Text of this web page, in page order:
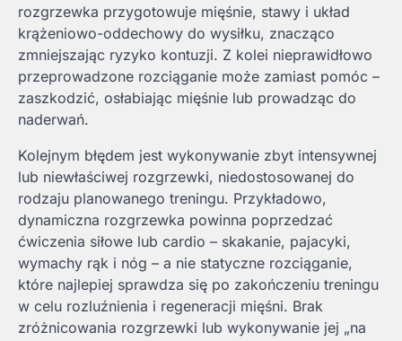
rozgrzewka przygotowuje mięśnie, stawy i układ
krążeniowo-oddechowy do wysiłku, znacząco
zmniejszając ryzyko kontuzji. Z kolei nieprawidłowo
przeprowadzone rozciąganie może zamiast pomóc –
zaszkodzić, osłabiając mięśnie lub prowadząc do
naderwań.
Kolejnym błędem jest wykonywanie zbyt intensywnej
lub niewłaściwej rozgrzewki, niedostosowanej do
rodzaju planowanego treningu. Przykładowo,
dynamiczna rozgrzewka powinna poprzedzać
ćwiczenia siłowe lub cardio – skakanie, pajacyki,
wymachy rąk i nóg – a nie statyczne rozciąganie,
które najlepiej sprawdza się po zakończeniu treningu
w celu rozluźnienia i regeneracji mięśni. Brak
zróżnicowania rozgrzewki lub wykonywanie jej „na